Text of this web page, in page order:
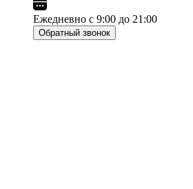
Ежедневно с 9:00 до 21:00
Обратный звонок